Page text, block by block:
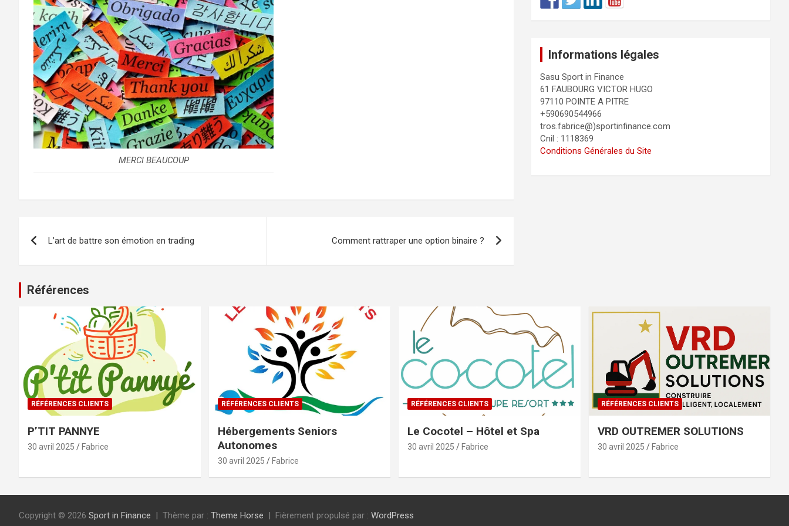
MERCI BEAUCOUP
L’art de battre son émotion en trading Comment rattraper une option binaire ?
Informations légales
Sasu Sport in Finance
61 FAUBOURG VICTOR HUGO
97110 POINTE A PITRE
+590690544966
tros.fabrice@)sportinfinance.com
Cnil : 1118369
Conditions Générales du Site
Références
RÉFÉRENCES CLIENTS
P’TIT PANNYE
30 avril 2025 Fabrice
RÉFÉRENCES CLIENTS
Hébergements Seniors
Autonomes
30 avril 2025 Fabrice
RÉFÉRENCES CLIENTS
Le Cocotel – Hôtel et Spa
30 avril 2025 Fabrice
RÉFÉRENCES CLIENTS
VRD OUTREMER SOLUTIONS
30 avril 2025 Fabrice
Copyright © 2026 Sport in Finance Thème par : Theme Horse Fièrement propulsé par : WordPress